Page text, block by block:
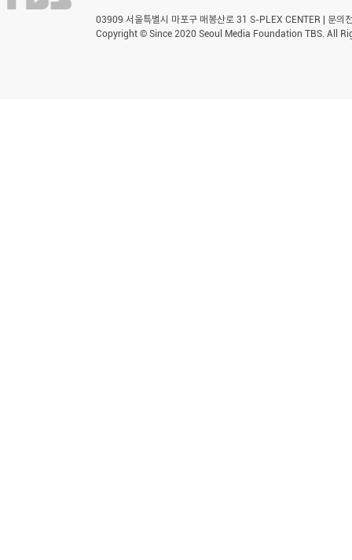
03909 서울특별시 마포구 매봉산로 31 S-PLEX CENTER | 문
Copyright © Since 2020 Seoul Media Foundation TBS. All